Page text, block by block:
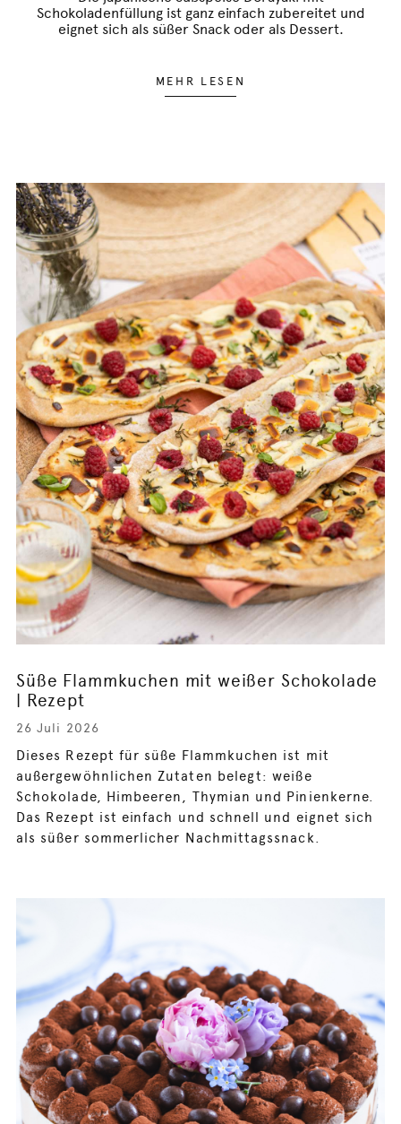
Schokoladenfüllung ist ganz einfach zubereitet und
eignet sich als süßer Snack oder als Dessert.
MEHR LESEN
Süße Flammkuchen mit weißer Schokolade
| Rezept
26 Juli 2026
Dieses Rezept für süße Flammkuchen ist mit
außergewöhnlichen Zutaten belegt: weiße
Schokolade, Himbeeren, Thymian und Pinienkerne.
Das Rezept ist einfach und schnell und eignet sich
als süßer sommerlicher Nachmittagssnack.